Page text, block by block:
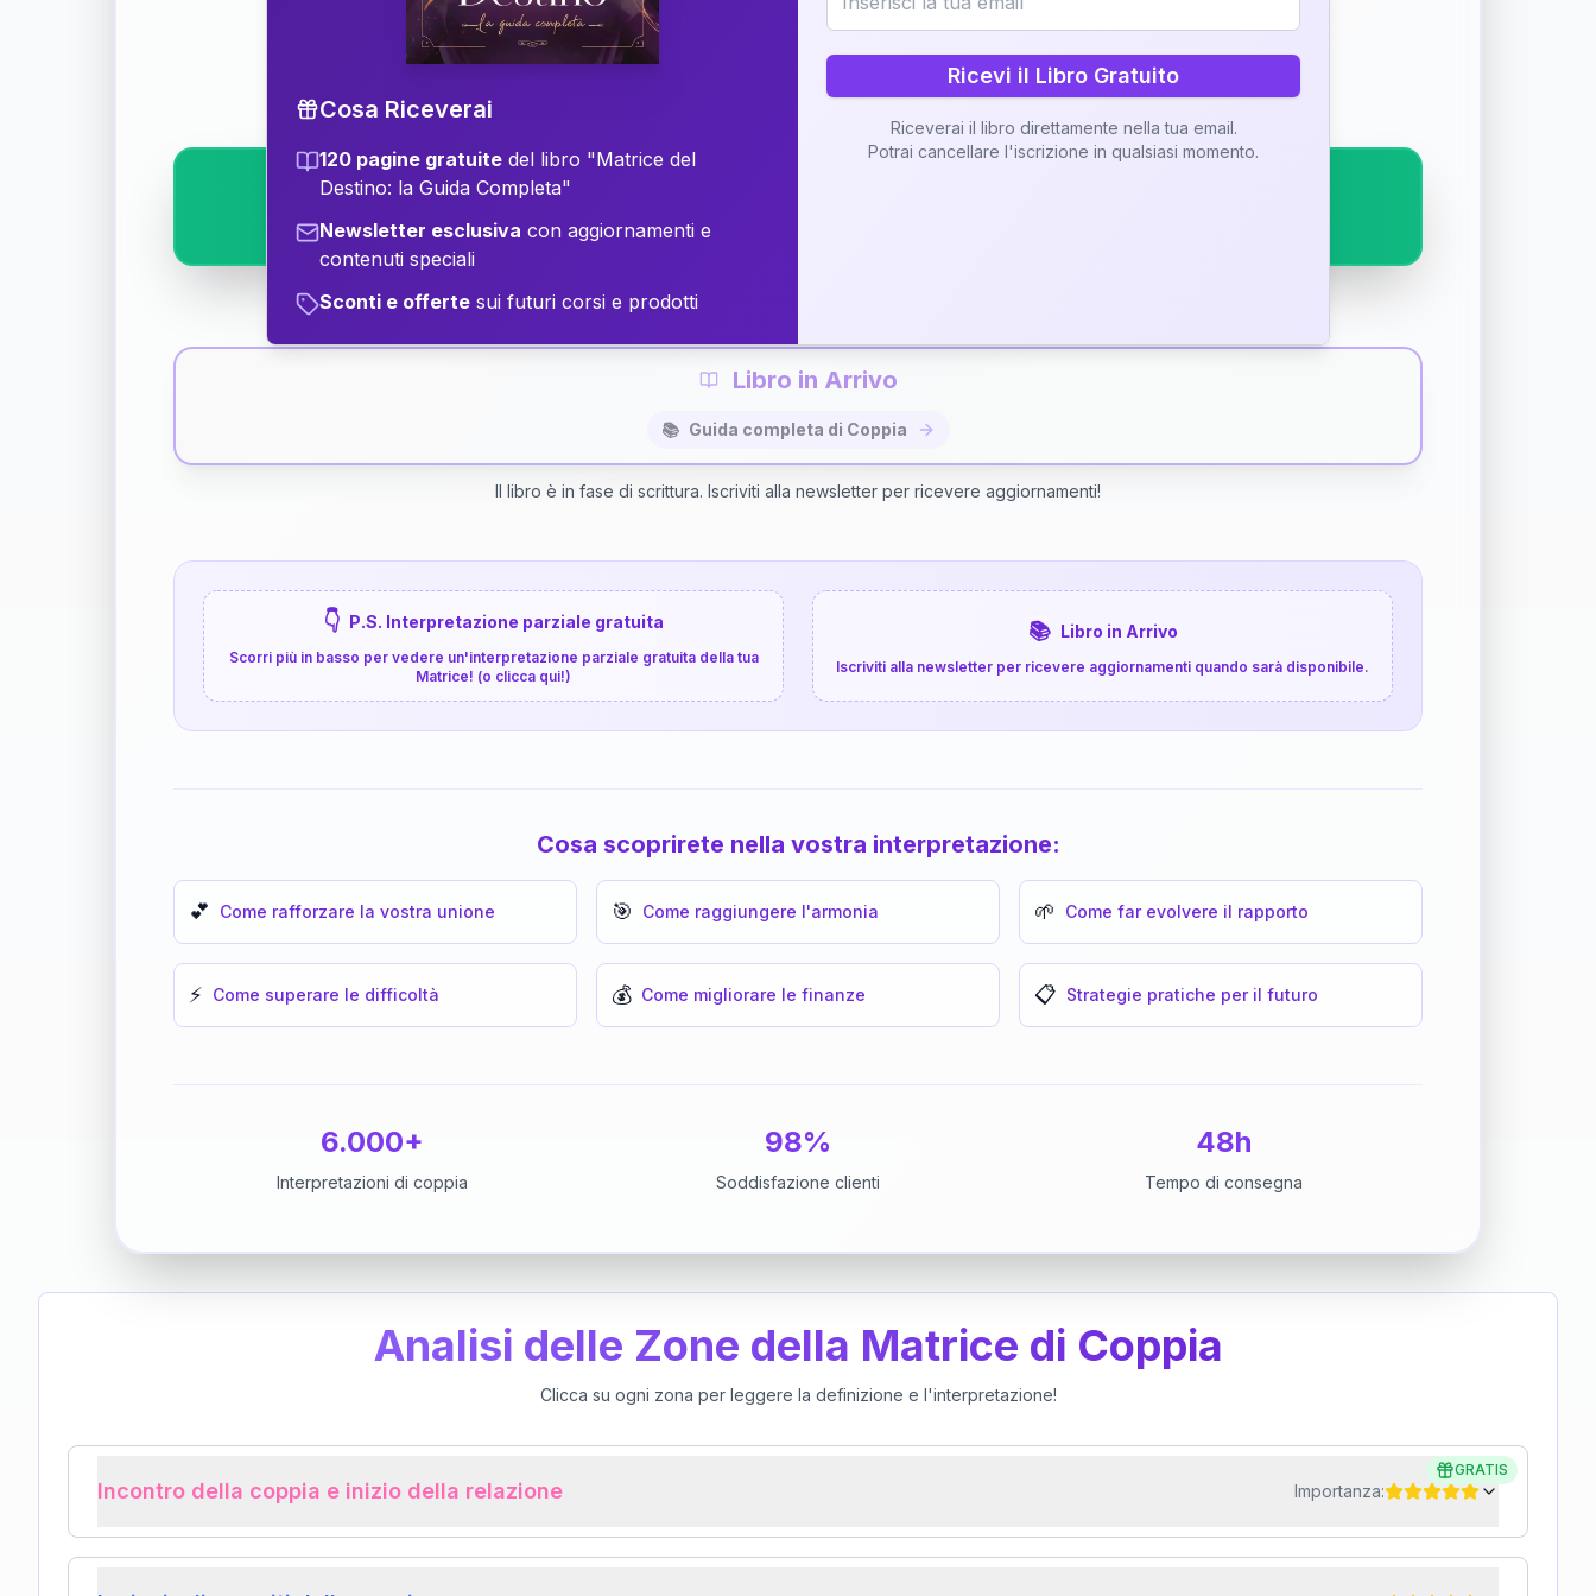
Scopri il significato della vostra Matrice di Coppia attraverso una nostra interpretazione
✨ Interpretazione personalizzata
⚡
Libro in Arrivo
📚 Guida completa di Coppia
Il libro è in fase di scrittura. Iscriviti alla newsletter per ricevere aggiornamenti!
👇 P.S. Interpretazione parziale gratuita
Scorri più in basso per vedere un'interpretazione parziale gratuita della tua
Matrice! (o clicca qui!)
📚 Libro in Arrivo
Iscriviti alla newsletter per ricevere aggiornamenti quando sarà disponibile.
Cosa scoprirete nella vostra interpretazione:
💕 Come rafforzare la vostra unione 🎯 Come raggiungere l'armonia 🌱 Come far evolvere il rapporto
⚡ Come superare le difficoltà 💰 Come migliorare le finanze 📋 Strategie pratiche per il futuro
6.000+
Interpretazioni di coppia
98%
Soddisfazione clienti
48h
Tempo di consegna
Analisi delle Zone della Matrice di Coppia
Clicca su ogni zona per leggere la definizione e l'interpretazione!
GRATIS
Incontro della coppia e inizio della relazione Importanza:
Cosa Riceverai
120 pagine gratuite del libro "Matrice del
Destino: la Guida Completa"
Newsletter esclusiva con aggiornamenti e
contenuti speciali
Sconti e offerte sui futuri corsi e prodotti
Ricevi il Libro Gratuito
Riceverai il libro direttamente nella tua email.
Potrai cancellare l'iscrizione in qualsiasi momento.